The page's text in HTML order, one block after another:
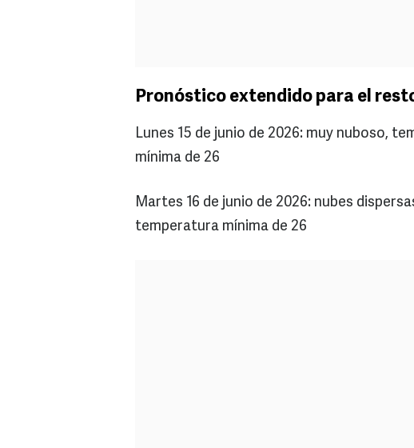
Pronóstico extendido para el
Lunes 15 de junio de 2026: muy nuboso,
mínima de 26
Martes 16 de junio de 2026: nubes
temperatura mínima de 26